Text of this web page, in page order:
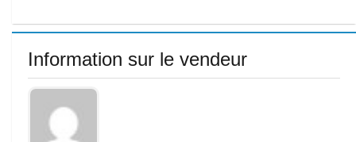
Information sur le vendeur